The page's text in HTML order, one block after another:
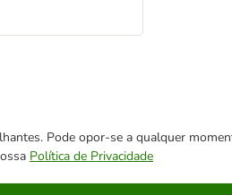
Pode opor-se a qualquer
Política de Privacidade